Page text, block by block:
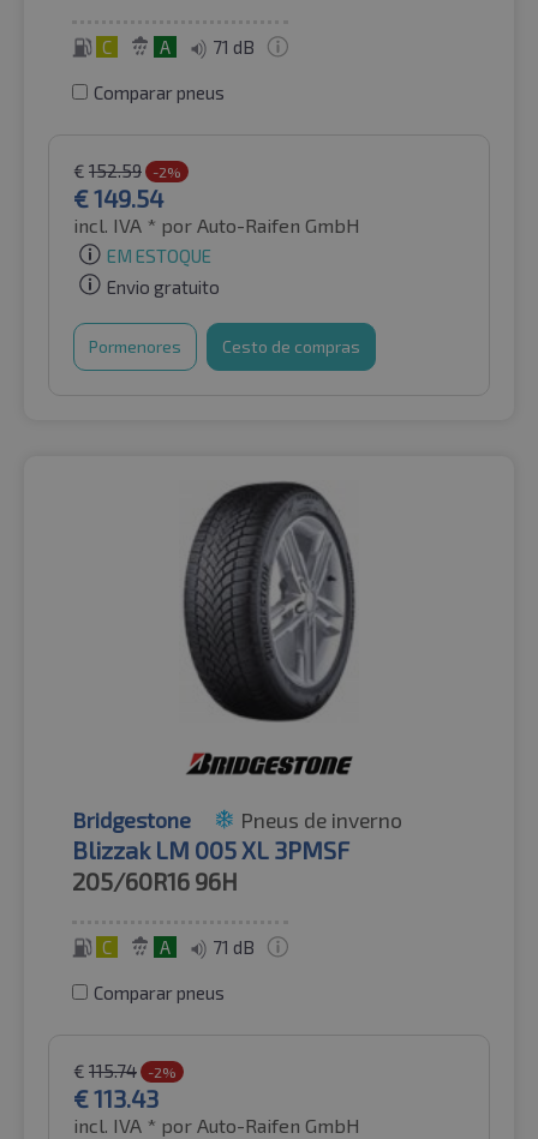
C A 71 dB
Comparar pneus
€ 152.59 -2%
€149.54
incl. IVA * por Auto-Raifen GmbH
EM ESTOQUE
Envio gratuito
Pormenores Cesto de compras
Bridgestone Pneus de inverno
Blizzak LM 005 XL 3PMSF
205/60R16 96H
C A 71 dB
Comparar pneus
€ 115.74 -2%
€113.43
incl. IVA * por Auto-Raifen GmbH